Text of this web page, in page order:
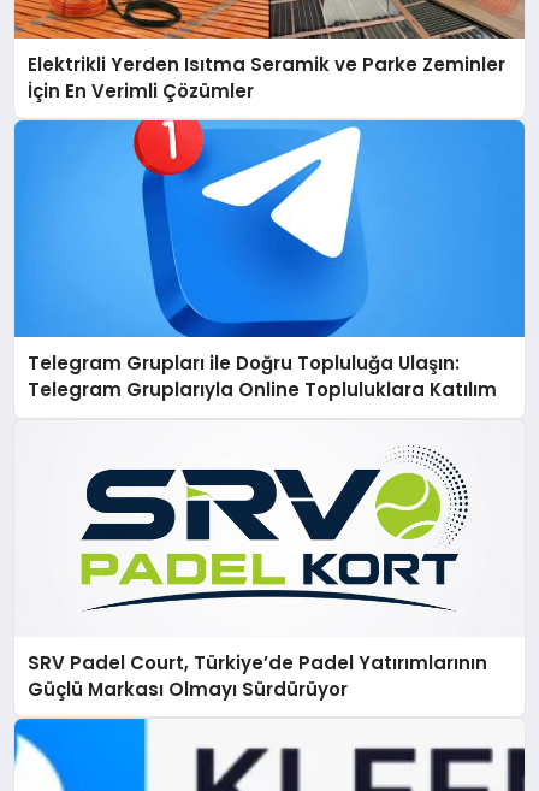
Elektrikli Yerden Isıtma Seramik ve Parke Zeminler
İçin En Verimli Çözümler
Telegram Grupları ile Doğru Topluluğa Ulaşın:
Telegram Gruplarıyla Online Topluluklara Katılım
SRV Padel Court, Türkiye’de Padel Yatırımlarının
Güçlü Markası Olmayı Sürdürüyor